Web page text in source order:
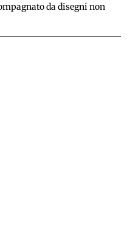
da disegni non